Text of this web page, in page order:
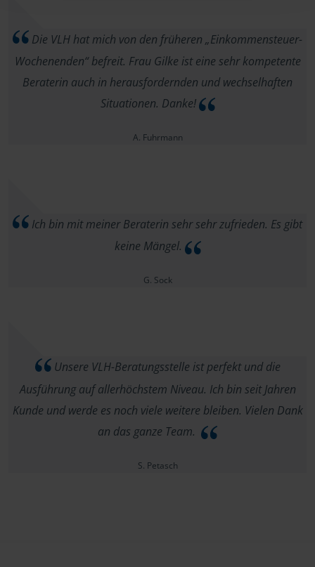
Die VLH hat mich von den früheren „Einkommensteuer-
Wochenenden“ befreit. Frau Gilke ist eine sehr kompetente
Beraterin auch in herausfordernden und wechselhaften
Situationen. Danke!
A. Fuhrmann
Ich bin mit meiner Beraterin sehr sehr zufrieden. Es gibt
keine Mängel.
G. Sock
Unsere VLH-Beratungsstelle ist perfekt und die
Ausführung auf allerhöchstem Niveau. Ich bin seit Jahren
Kunde und werde es noch viele weitere bleiben. Vielen Dank
an das ganze Team.
S. Petasch